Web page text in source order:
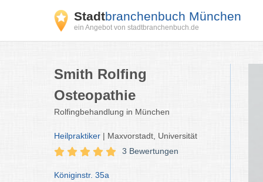
Stadtbranchenbuch München
ein Angebot von stadtbranchenbuch.de
Smith Rolfing
Osteopathie
Rolfingbehandlung in München
Heilpraktiker | Maxvorstadt, Universität
3 Bewertungen
Königinstr. 35a